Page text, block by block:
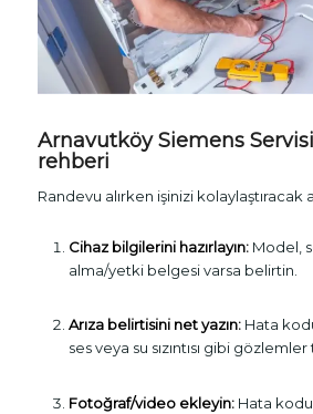
Arnavutköy Siemens
rehberi
Randevu alırken işinizi kolaylaştıracak
Cihaz bilgilerini hazırlayın:Model,
alma/yetki belgesi varsa belirtin.
Arıza belirtisini net yazın:Hata
ses veya su sızıntısı gibi gözlemler
Fotoğraf/video ekleyin:Hata kodu